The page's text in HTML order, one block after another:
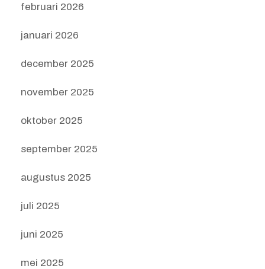
februari 2026
januari 2026
december 2025
november 2025
oktober 2025
september 2025
augustus 2025
juli 2025
juni 2025
mei 2025